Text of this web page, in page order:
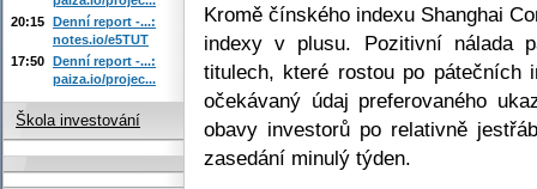
Kromě čínského indexu Shanghai
indexy v plusu. Pozitivní nálada
titulech, které rostou po pátečních
očekávaný údaj preferovaného
obavy investorů po relativně
zasedání minulý týden.
20:15 Denní report -...:
notes.io/e5TUT
17:50 Denní report -...:
paiza.io/projec...
Škola investování